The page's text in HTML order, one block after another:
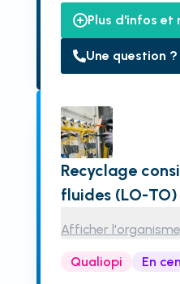
Plus d'infos et
Une question
Recyclage
fluides (LO-TO)
Afficher
Qualiopi En